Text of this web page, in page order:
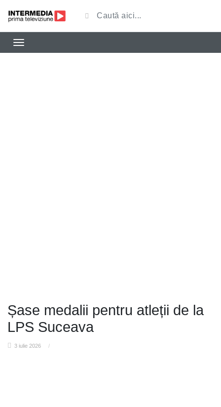
Șase medalii pentru atleții de la
LPS Suceava
3 iulie 2026 /